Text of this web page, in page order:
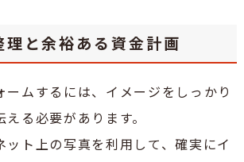
理と余裕ある資金計画
ームするには、イメージをしっかり
る必要があります。
ット上の写真を利用して、確実にイ